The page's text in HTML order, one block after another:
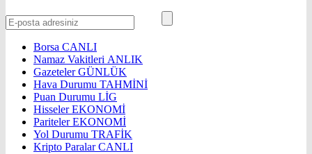
Borsa CANLI
Namaz Vakitleri ANLIK
GazetelerGÜNLÜK
Hava Durumu TAHMİNİ
Puan Durumu LİG
HisselerEKONOMİ
ParitelerEKONOMİ
Yol Durumu TRAFİK
Kripto ParalarCANLI